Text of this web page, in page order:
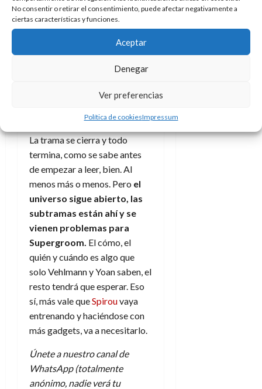
No consentir o retirar el consentimiento, puede afectar negativamente a
ciertas características y funciones.
Aceptar
Denegar
Ver preferencias
Política de cookiesImpressum
Viñetas de Supergroom 2.
Créditos: Nuevo Nueve
La función
continuar
La trama se cierra y todo
termina, como se sabe antes
de empezar a leer, bien. Al
menos más o menos. Pero el
universo sigue abierto, las
subtramas están ahí y se
vienen problemas para
Supergroom. El cómo, el
quién y cuándo es algo que
solo Vehlmann y Yoan saben, el
resto tendrá que esperar. Eso
sí, más vale queSpirouvaya
entrenando y haciéndose con
más gadgets, va a necesitarlo.
Únete a nuestro canal de
WhatsApp (totalmente
anónimo, nadie verá tu
0
l
2026
e
o
n
de
d
A
o
s